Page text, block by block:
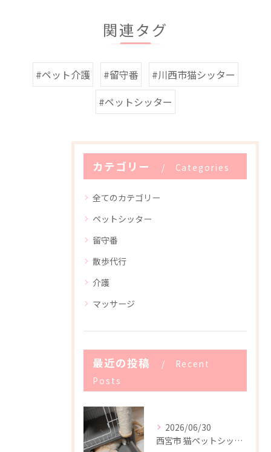
関連タグ
#ペット介護 #留守番
#川西市猫シッター
#ペットシッター
カテゴリー Categories
全てのカテゴリー
ペットシッター
留守番
散歩代行
介護
マッサージ
最近の投稿
Recent
Posts
2026/06/30
西宮市 猫ペットシッター